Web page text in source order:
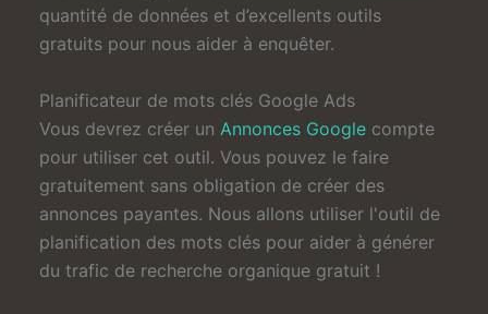
quantité de données et d’excellents outils
gratuits pour nous aider à enquêter.
Planificateur de mots clés Google Ads
Vous devrez créer un Annonces Google compte
pour utiliser cet outil. Vous pouvez le faire
gratuitement sans obligation de créer des
annonces payantes. Nous allons utiliser l'outil de
planification des mots clés pour aider à générer
du trafic de recherche organique gratuit !